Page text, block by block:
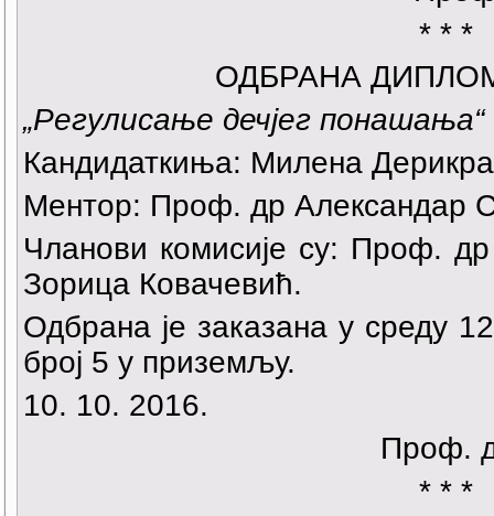
* * *
ОДБРАНА
„Регулисање дечјег понашања“
Кандидаткиња: Милена
Ментор: Проф. др Александар
Чланови комисије су: Проф.
Зорица Ковачевић.
Одбрана је заказана у среду
број 5 у приземљу.
10. 10. 2016.
Проф.
* * *